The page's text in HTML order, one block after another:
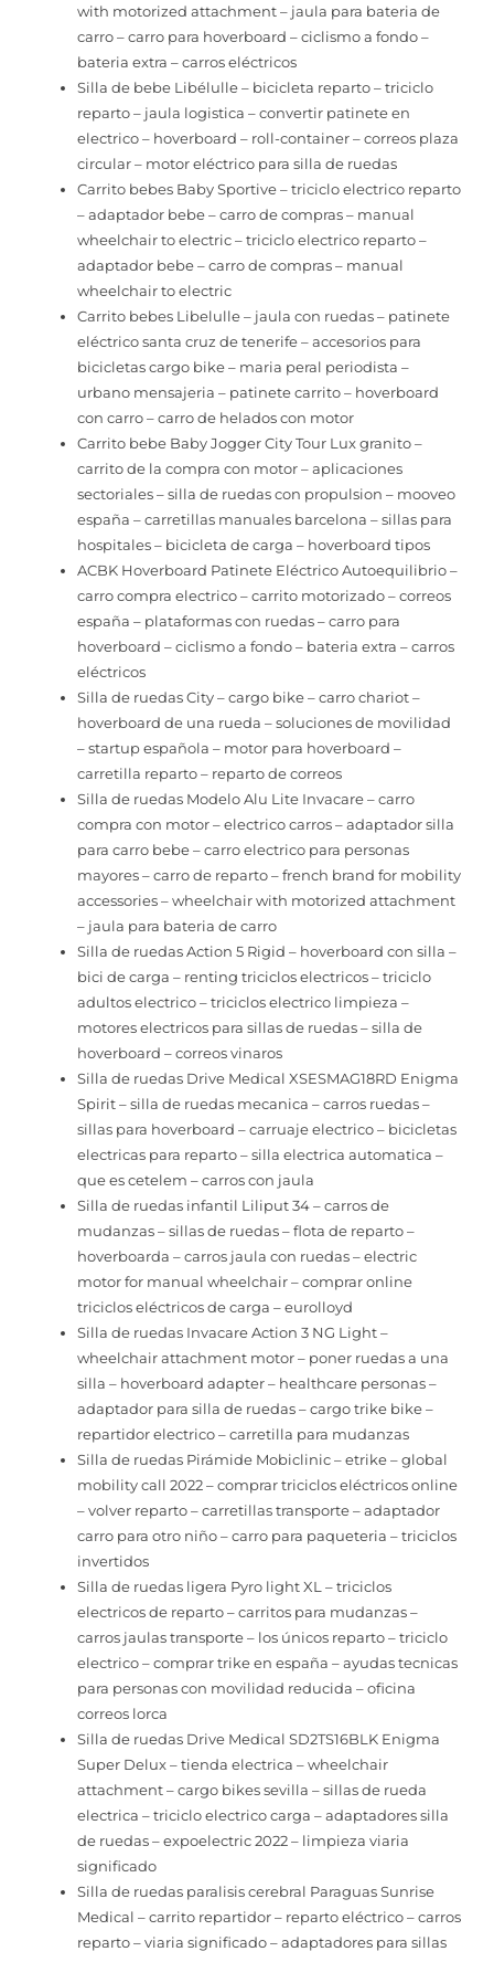
with motorized attachment – jaula para bateria de
carro – carro para hoverboard – ciclismo a fondo –
bateria extra – carros eléctricos
Silla de bebe Libélulle – bicicleta reparto – triciclo
reparto – jaula logistica – convertir patinete en
electrico – hoverboard – roll-container – correos plaza
circular – motor eléctrico para silla de ruedas
Carrito bebes Baby Sportive – triciclo electrico reparto
– adaptador bebe – carro de compras – manual
wheelchair to electric – triciclo electrico reparto –
adaptador bebe – carro de compras – manual
wheelchair to electric
Carrito bebes Libelulle – jaula con ruedas – patinete
eléctrico santa cruz de tenerife – accesorios para
bicicletas cargo bike – maria peral periodista –
urbano mensajeria – patinete carrito – hoverboard
con carro – carro de helados con motor
Carrito bebe Baby Jogger City Tour Lux granito –
carrito de la compra con motor – aplicaciones
sectoriales – silla de ruedas con propulsion – mooveo
españa – carretillas manuales barcelona – sillas para
hospitales – bicicleta de carga – hoverboard tipos
ACBK Hoverboard Patinete Eléctrico Autoequilibrio –
carro compra electrico – carrito motorizado – correos
españa – plataformas con ruedas – carro para
hoverboard – ciclismo a fondo – bateria extra – carros
eléctricos
Silla de ruedas City – cargo bike – carro chariot –
hoverboard de una rueda – soluciones de movilidad
– startup española – motor para hoverboard –
carretilla reparto – reparto de correos
Silla de ruedas Modelo Alu Lite Invacare – carro
compra con motor – electrico carros – adaptador silla
para carro bebe – carro electrico para personas
mayores – carro de reparto – french brand for mobility
accessories – wheelchair with motorized attachment
– jaula para bateria de carro
Silla de ruedas Action 5 Rigid – hoverboard con silla –
bici de carga – renting triciclos electricos – triciclo
adultos electrico – triciclos electrico limpieza –
motores electricos para sillas de ruedas – silla de
hoverboard – correos vinaros
Silla de ruedas Drive Medical XSESMAG18RD Enigma
Spirit – silla de ruedas mecanica – carros ruedas –
sillas para hoverboard – carruaje electrico – bicicletas
electricas para reparto – silla electrica automatica –
que es cetelem – carros con jaula
Silla de ruedas infantil Liliput 34 – carros de
mudanzas – sillas de ruedas – flota de reparto –
hoverboarda – carros jaula con ruedas – electric
motor for manual wheelchair – comprar online
triciclos eléctricos de carga – eurolloyd
Silla de ruedas Invacare Action 3 NG Light –
wheelchair attachment motor – poner ruedas a una
silla – hoverboard adapter – healthcare personas –
adaptador para silla de ruedas – cargo trike bike –
repartidor electrico – carretilla para mudanzas
Silla de ruedas Pirámide Mobiclinic – etrike – global
mobility call 2022 – comprar triciclos eléctricos online
– volver reparto – carretillas transporte – adaptador
carro para otro niño – carro para paqueteria – triciclos
invertidos
Silla de ruedas ligera Pyro light XL – triciclos
electricos de reparto – carritos para mudanzas –
carros jaulas transporte – los únicos reparto – triciclo
electrico – comprar trike en españa – ayudas tecnicas
para personas con movilidad reducida – oficina
correos lorca
Silla de ruedas Drive Medical SD2TS16BLK Enigma
Super Delux – tienda electrica – wheelchair
attachment – cargo bikes sevilla – sillas de rueda
electrica – triciclo electrico carga – adaptadores silla
de ruedas – expoelectric 2022 – limpieza viaria
significado
Silla de ruedas paralisis cerebral Paraguas Sunrise
Medical – carrito repartidor – reparto eléctrico – carros
reparto – viaria significado – adaptadores para sillas